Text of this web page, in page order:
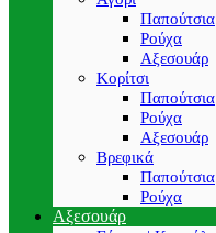
Παπούτσια
Ρούχα
Αξεσουάρ
Κορίτσι
Παπούτσια
Ρούχα
Αξεσουάρ
Βρεφικά
Παπούτσια
Ρούχα
Αξεσουάρ